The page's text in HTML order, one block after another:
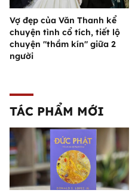
Vợ đẹp của Văn Thanh kể
chuyện tình cổ tích, tiết lộ
chuyện "thầm kín" giữa 2
người
TÁC PHẨM MỚI